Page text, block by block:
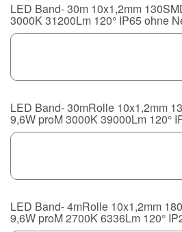
LED Band- 30m 10x1,2mm
3000K 31200Lm 120° IP65 ohne
LED Band- 30mRolle 10x1,2mm
9,6W proM 3000K 39000Lm 120°
LED Band- 4mRolle 10x1,2mm
9,6W proM 2700K 6336Lm 120°